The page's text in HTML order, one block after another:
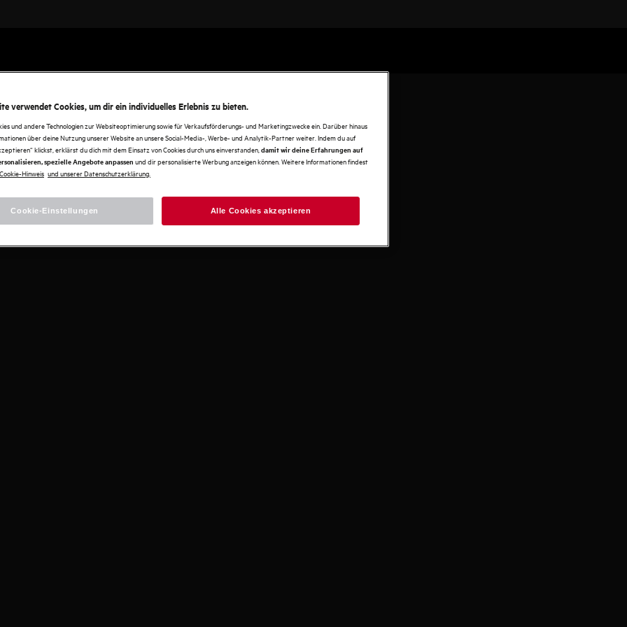
GEFUNDEN
Bitte überprüfe die URL und versuche es noch
verwendet Cookies, um dir ein individuelles Erlebnis zu bieten.
und andere Technologien zur Websiteoptimierung sowie für Verkaufsförderungs- und Marketingzwecke ein. Darüber hinaus
über deine Nutzung unserer Website an unsere Social-Media-, Werbe- und Analytik-Partner weiter. Indem du auf
klickst, erklärst du dich mit dem Einsatz von Cookies durch uns einverstanden,damit wir deine Erfahrungen auf
spezielle Angebote anpassen und dir personalisierte Werbung anzeigen können. Weitere Informationen findest
Cookie-Hinweis und unserer Datenschutzerklärung.
Cookie-Einstellungen Alle Cookies akzeptieren